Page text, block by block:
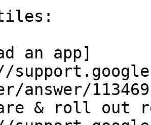
an app]
answer/
& roll out